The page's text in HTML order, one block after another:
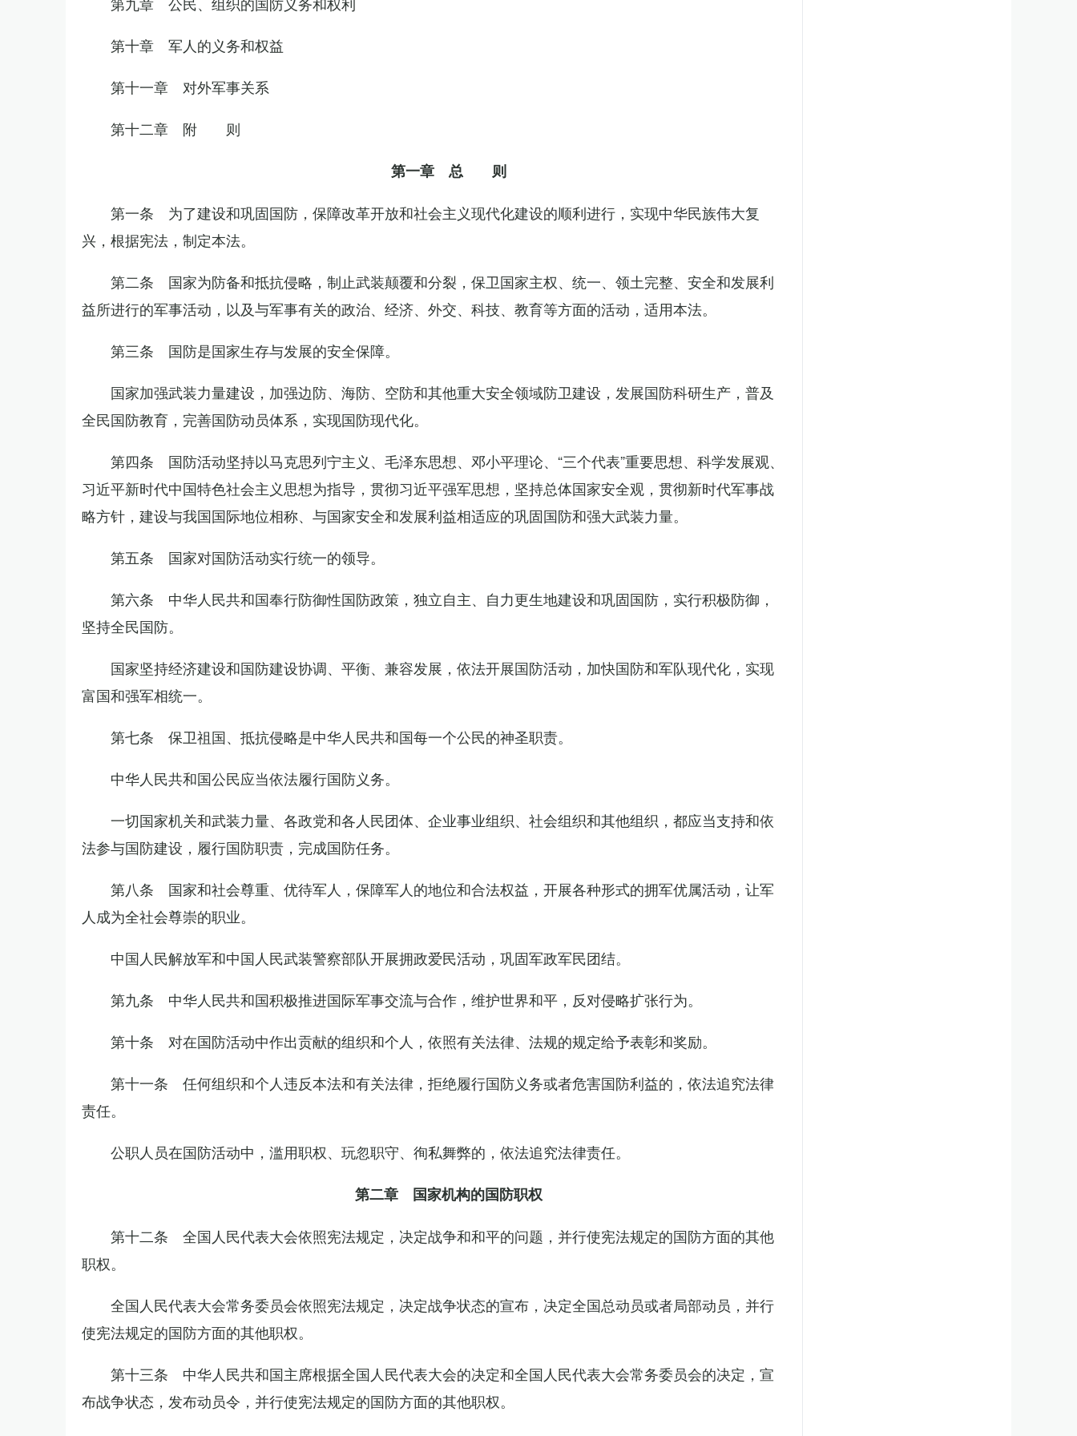
第十章 军人的义务和权益
第十一章 对外军事关系
第十二章 附 则
第一章 总 则
第一条 为了建设和巩固国防，保障改革开放和社会主义现代化建设的顺利进行，实现中华民族伟大复
兴，根据宪法，制定本法。
第二条 国家为防备和抵抗侵略，制止武装颠覆和分裂，保卫国家主权、统一、领土完整、安全和发展利
益所进行的军事活动，以及与军事有关的政治、经济、外交、科技、教育等方面的活动，适用本法。
第三条 国防是国家生存与发展的安全保障。
国家加强武装力量建设，加强边防、海防、空防和其他重大安全领域防卫建设，发展国防科研生产，普及
全民国防教育，完善国防动员体系，实现国防现代化。
第四条 国防活动坚持以马克思列宁主义、毛泽东思想、邓小平理论、“三个代表”重要思想、科学发展观、
习近平新时代中国特色社会主义思想为指导，贯彻习近平强军思想，坚持总体国家安全观，贯彻新时代军事战
略方针，建设与我国国际地位相称、与国家安全和发展利益相适应的巩固国防和强大武装力量。
第五条 国家对国防活动实行统一的领导。
第六条 中华人民共和国奉行防御性国防政策，独立自主、自力更生地建设和巩固国防，实行积极防御，
坚持全民国防。
国家坚持经济建设和国防建设协调、平衡、兼容发展，依法开展国防活动，加快国防和军队现代化，实现
富国和强军相统一。
第七条 保卫祖国、抵抗侵略是中华人民共和国每一个公民的神圣职责。
中华人民共和国公民应当依法履行国防义务。
一切国家机关和武装力量、各政党和各人民团体、企业事业组织、社会组织和其他组织，都应当支持和依
法参与国防建设，履行国防职责，完成国防任务。
第八条 国家和社会尊重、优待军人，保障军人的地位和合法权益，开展各种形式的拥军优属活动，让军
人成为全社会尊崇的职业。
中国人民解放军和中国人民武装警察部队开展拥政爱民活动，巩固军政军民团结。
第九条 中华人民共和国积极推进国际军事交流与合作，维护世界和平，反对侵略扩张行为。
第十条 对在国防活动中作出贡献的组织和个人，依照有关法律、法规的规定给予表彰和奖励。
第十一条 任何组织和个人违反本法和有关法律，拒绝履行国防义务或者危害国防利益的，依法追究法律
责任。
公职人员在国防活动中，滥用职权、玩忽职守、徇私舞弊的，依法追究法律责任。
第二章 国家机构的国防职权
第十二条 全国人民代表大会依照宪法规定，决定战争和和平的问题，并行使宪法规定的国防方面的其他
职权。
全国人民代表大会常务委员会依照宪法规定，决定战争状态的宣布，决定全国总动员或者局部动员，并行
使宪法规定的国防方面的其他职权。
第十三条 中华人民共和国主席根据全国人民代表大会的决定和全国人民代表大会常务委员会的决定，宣
布战争状态，发布动员令，并行使宪法规定的国防方面的其他职权。